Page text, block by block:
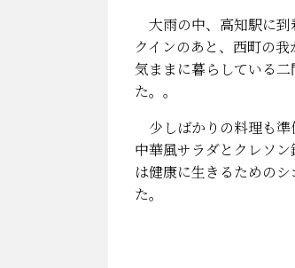
大雨の中、高知駅に到
クインのあと、西町の
気ままに暮らしている
た。。
少しばかりの料理も
中華風サラダとクレソ
は健康に生きるための
た。